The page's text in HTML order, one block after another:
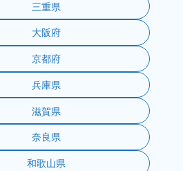
三重県
大阪府
京都府
兵庫県
滋賀県
奈良県
和歌山県